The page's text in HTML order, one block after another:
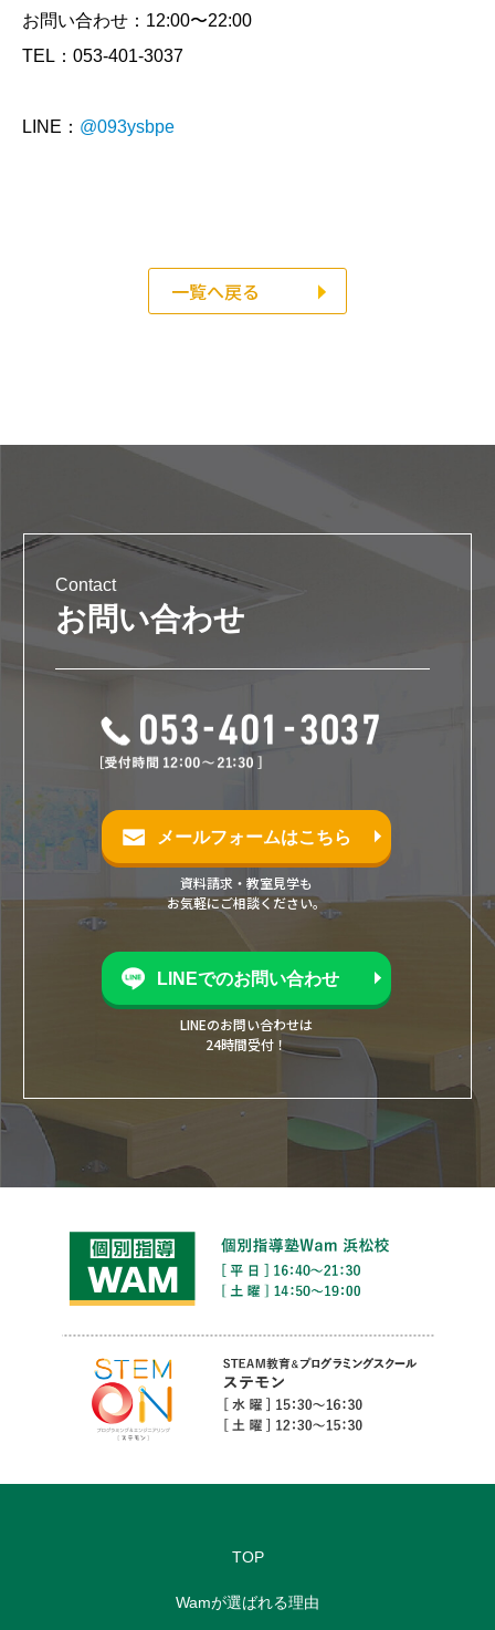
お問い合わせ：12:00〜22:00
TEL：053-401-3037
LINE： @093ysbpe
一覧へ戻る
Contact
お問い合わせ
メールフォームはこちら
資料請求・教室見学も
お気軽にご相談ください。
LINEでのお問い合わせ
LINEのお問い合わせは
24時間受付！
TOP
Wamが選ばれる理由